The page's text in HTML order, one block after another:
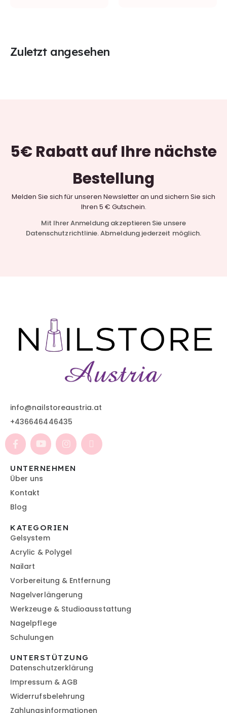
Zuletzt angesehen
5€ Rabattauf Ihre nächste
Bestellung
Melden Sie sich für unseren Newsletter an und sichern Sie sich
Ihren 5 € Gutschein.
Mit Ihrer Anmeldung akzeptieren Sie unsere
Datenschutzrichtlinie. Abmeldung jederzeit möglich.
info@nailstoreaustria.at
+436646446435
UNTERNEHMEN
Über uns
Kontakt
Blog
KATEGORIEN
Gelsystem
Acrylic & Polygel
Nailart
Vorbereitung & Entfernung
Nagelverlängerung
Werkzeuge & Studioausstattung
Nagelpflege
Schulungen
UNTERSTÜTZUNG
Datenschutzerklärung
Impressum & AGB
Widerrufsbelehrung
Zahlungsinformationen